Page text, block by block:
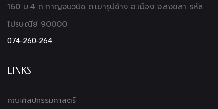
160 ม.4 ถ.กาญจนวนิช ต.เขารูปช้าง อ.เมือง จ.สงขลา รหัส
ไปรษณีย์ 90000
074-260-264
LINKS
คณะศิลปกรรมศาสตร์